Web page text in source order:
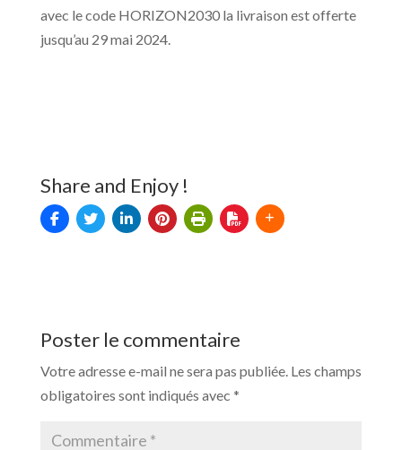
avec le code HORIZON2030 la livraison est offerte
jusqu’au 29 mai 2024.
Share and Enjoy !
Poster le commentaire
Votre adresse e-mail ne sera pas publiée. Les champs
obligatoires sont indiqués avec *